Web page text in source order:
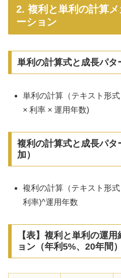
2. 複利と単利の計算
ーション
単利の計算式と成長パタ
単利の計算（テキスト形
× 利率 × 運用年数)
複利の計算式と成長パ
加）
複利の計算（テキスト形
利率)^運用年数
【表】複利と単利の運
ョン（年利5%、20年間）